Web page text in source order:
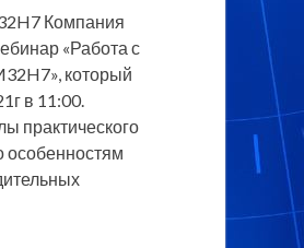
Компания
«Работа с
который
в 11:00.
практического
особенностям